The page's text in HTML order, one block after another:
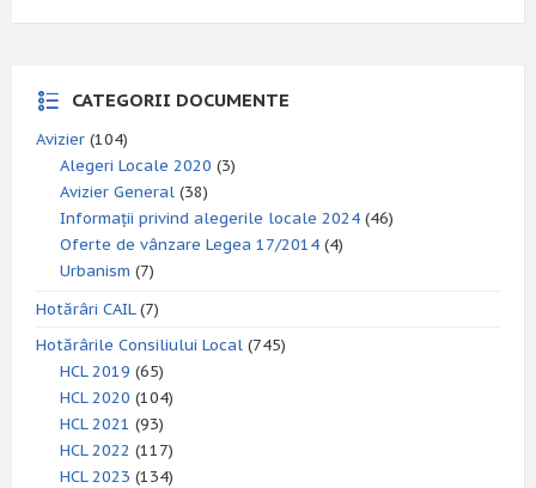
CATEGORII DOCUMENTE
Avizier (104)
Alegeri Locale 2020 (3)
Avizier General (38)
Informații privind alegerile locale 2024 (46)
Oferte de vânzare Legea 17/2014 (4)
Urbanism (7)
Hotărâri CAIL(7)
Hotărârile Consiliului Local (745)
HCL 2019 (65)
HCL 2020 (104)
HCL 2021 (93)
HCL 2022 (117)
HCL 2023 (134)